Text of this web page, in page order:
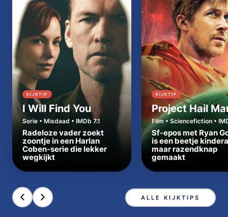
KIJKTIP
I Will Find You
Serie • Misdaad • IMDb 7.1
Radeloze vader zoekt
zoontje in een Harlan
Coben-serie die lekker
wegkijkt
KIJKTIP
Project Hail
Film • Sciencefiction •
Sf-epos met Ryan
is een beetje
maar razendknap
gemaakt
ALLE KIJKTIPS